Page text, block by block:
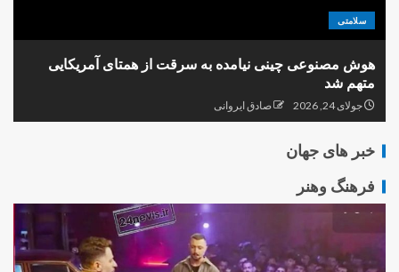
سلامتی
هوش مصنوعی چینی نیامده به سرقت از همتای آمریکایی
متهم شد
جولای 24, 2026 صادق ایروانی
خبر های جهان
فرهنگ وهنر